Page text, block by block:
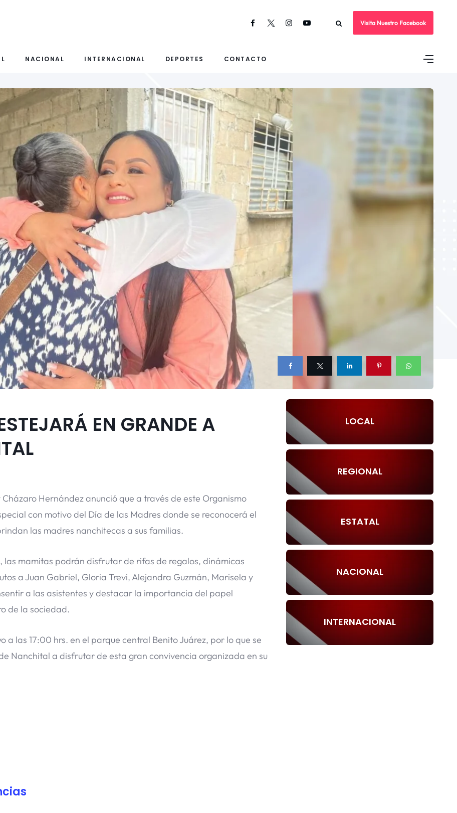
Visita Nuestro Facebook
NACIONAL INTERNACIONAL DEPORTES CONTACTO
EN GRANDE A
Hernández anunció que a través de este Organismo
con motivo del Día de las Madres donde se reconocerá el
las madres nanchitecas a sus familias.
mamitas podrán disfrutar de rifas de regalos, dinámicas
a Juan Gabriel, Gloria Trevi, Alejandra Guzmán, Marisela y
a las asistentes y destacar la importancia del papel
de la sociedad.
a las 17:00 hrs. en el parque central Benito Juárez, por lo que se
Nanchital a disfrutar de esta gran convivencia organizada en su
LOCAL
REGIONAL
ESTATAL
NACIONAL
INTERNACIONAL